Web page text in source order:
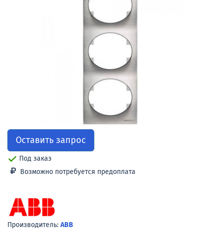
Оставить запрос
Под заказ
Возможно потребуется предоплата
Производитель: ABB